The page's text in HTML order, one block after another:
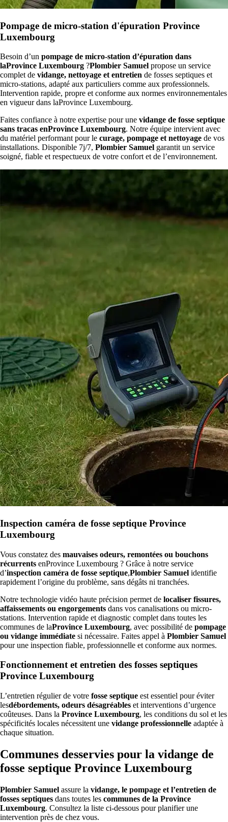
Pompage de micro-station d'épuration Province
Luxembourg
Besoin d’un pompage de micro-station d’épuration dans
laProvince Luxembourg ?Plombier Samuel propose un service
complet de vidange, nettoyage et entretien de fosses septiques et
micro-stations, adapté aux particuliers comme aux professionnels.
Intervention rapide, propre et conforme aux normes environnementales
en vigueur dans laProvince Luxembourg.
Faites confiance à notre expertise pour une vidange de fosse septique
sans tracas enProvince Luxembourg. Notre équipe intervient avec
du matériel performant pour le curage, pompage et nettoyage de vos
installations. Disponible 7j/7, Plombier Samuel garantit un service
soigné, fiable et respectueux de votre confort et de l’environnement.
Inspection caméra de fosse septique Province
Luxembourg
Vous constatez des mauvaises odeurs, remontées ou bouchons
récurrents enProvince Luxembourg ? Grâce à notre service
d’inspection caméra de fosse septique,Plombier Samuel identifie
rapidement l’origine du problème, sans dégâts ni tranchées.
Notre technologie vidéo haute précision permet de localiser fissures,
affaissements ou engorgements dans vos canalisations ou micro-
stations. Intervention rapide et diagnostic complet dans toutes les
communes de laProvince Luxembourg, avec possibilité de pompage
ou vidange immédiate si nécessaire. Faites appel à Plombier Samuel
pour une inspection fiable, professionnelle et conforme aux normes.
Fonctionnement et entretien des fosses septiques
Province Luxembourg
L’entretien régulier de votre fosse septique est essentiel pour éviter
lesdébordements, odeurs désagréables et interventions d’urgence
coûteuses. Dans la Province Luxembourg, les conditions du sol et les
spécificités locales nécessitent une vidange professionnelle adaptée à
chaque situation.
Communes desservies pour la vidange de
fosse septique Province Luxembourg
Plombier Samuel assure la vidange, le pompage et l’entretien de
fosses septiques dans toutes les communes de la Province
Luxembourg. Consultez la liste ci-dessous pour planifier une
intervention près de chez vous.